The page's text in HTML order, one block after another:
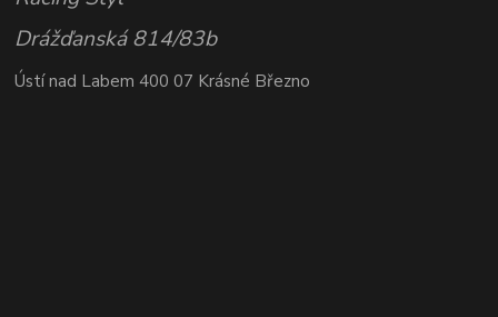
Drážďanská 814/83b
Ústí nad Labem 400 07 Krásné Březno